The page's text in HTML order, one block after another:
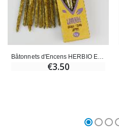
Bâtonnets d'Encens HERBIO Ecocertifiés - Lavande 25g
€3.50